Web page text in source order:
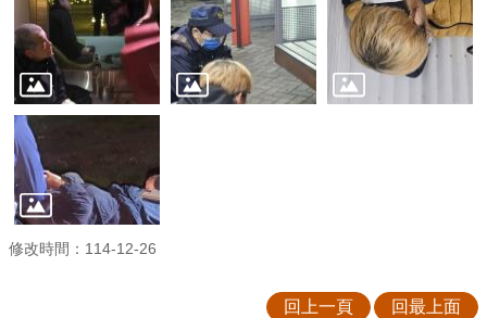
修改時間：114-12-26
回上一頁 回最上面